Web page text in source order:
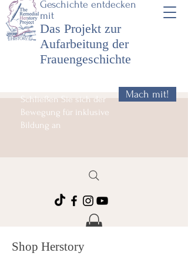
Geschichte entdecken
mit
Das Projekt zur
Aufarbeitung der
Frauengeschichte
Schließen Sie sich der
Bewegung für inklusive
Bildung an
Mach mit!
Shop Herstory